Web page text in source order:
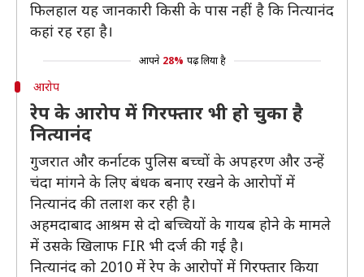
फिलहाल यह जानकारी किसी के पास नहीं है कि नित्यानंद
कहां रह रहा है।
आपने 28% पढ़ लिया है
आरोप
रेप के आरोप में गिरफ्तार भी हो चुका है
नित्यानंद
गुजरात और कर्नाटक पुलिस बच्चों के अपहरण और उन्हें
चंदा मांगने के लिए बंधक बनाए रखने के आरोपों में
नित्यानंद की तलाश कर रही है।
अहमदाबाद आश्रम से दो बच्चियों के गायब होने के मामले
में उसके खिलाफ FIR भी दर्ज की गई है।
नित्यानंद को 2010 में रेप के आरोपों में गिरफ्तार किया